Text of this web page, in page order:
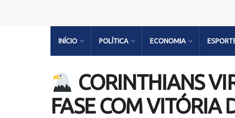
INÍCIO POLÍTICA ECONOMIA
CORINTHIANS
FASE COM VITÓRIA